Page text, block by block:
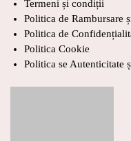
Termeni și condiții
Politica de Rambursare
Politica de
Politica Cookie
Politica se Autenticitate